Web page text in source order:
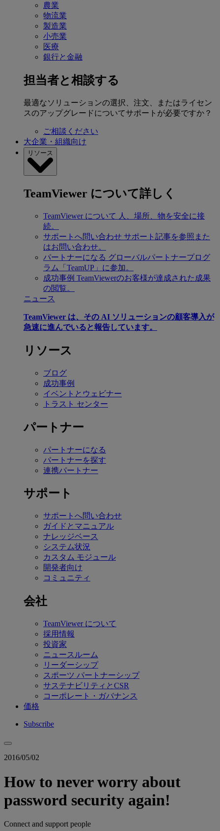
農業
物流業
製造業
小売業
医療
銀行と金融
担当者と相談する
最適なソリューションの選択、注文、またはライセン
スのアップグレードについてサポートが必要ですか？
ご相談ください
大企業・組織向け
リソース
TeamViewer について詳しく
TeamViewer について 人、場所、物を安全に接
続。
サポートへ問い合わせ サポート記事を参照また
はお問い合わせ。
パートナーになる グローバルパートナープログ
ラム「TeamUP」に参加。
成功事例 TeamViewerのお客様が達成された成果
の閲覧。
ニュース
TeamViewer は、その AI ソリューションの顧客導入が
急速に進んでいると報告しています。
リソース
ブログ
成功事例
イベントとウェビナー
トラスト センター
パートナー
パートナーになる
パートナーを探す
連携パートナー
サポート
サポートへ問い合わせ
ガイドとマニュアル
ナレッジベース
システム状況
カスタム モジュール
開発者向け
コミュニティ
会社
TeamViewer について
採用情報
投資家
ニュースルーム
リーダーシップ
スポーツ パートナーシップ
サステナビリティとCSR
コーポレート・ガバナンス
価格
Subscribe
2016/05/02
How to never worry about
password security again!
Connect and support people